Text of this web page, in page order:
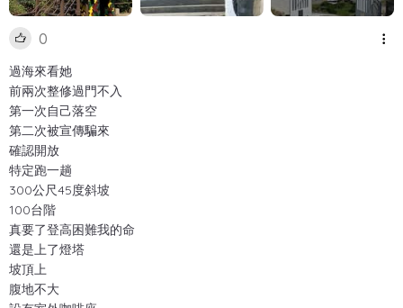
0
過海來看她
前兩次整修過門不入
第一次自己落空
第二次被宣傳騙來
確認開放
特定跑一趟
300公尺45度斜坡
100台階
真要了登高困難我的命
還是上了燈塔
坡頂上
腹地不大